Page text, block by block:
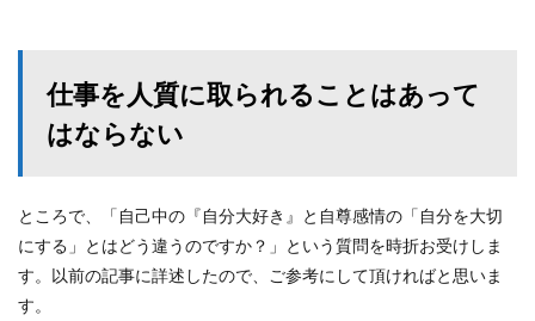
仕事を人質に取られることはあって
はならない
ところで、「自己中の『自分大好き』と自尊感情の「自分を大切
にする」とはどう違うのですか？」という質問を時折お受けしま
す。以前の記事に詳述したので、ご参考にして頂ければと思いま
す。